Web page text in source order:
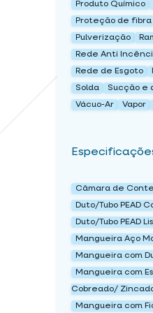
Produto Químico
Proteção de
Pulverização
Rede Anti
Rede de Esgoto
Solda
Sucção e
Vácuo-Ar
Vapor
Câmara de
Duto/Tubo PEAD
Duto/Tubo PEAD
Mangueira Aço
Mangueira com
Mangueira com
Cobreado/
Mangueira com